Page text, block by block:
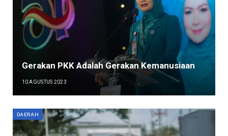
Gerakan PKK Adalah Gerakan Kemanusiaan
10 AGUSTUS 2023
DAERAH